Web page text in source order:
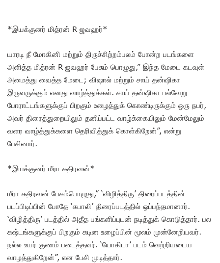
*இயக்குனர் மித்ரன் R ஜவஹர்*
யாரடி நீ மோகினி மற்றும் திருச்சிற்றம்பலம் போன்ற படங்களை
அளித்த மித்ரன் R ஜவஹர் பேசும் பொழுது,” இந்த மேடை கடவுள்
அமைத்து வைத்த மேடை; விஷால் மற்றும் சாய் தன்ஷிகா
இருவருக்கும் எனது வாழ்த்துக்கள். சாய் தன்ஷிகா பல்வேறு
போராட்டங்களுக்குப் பிறகும் உழைத்துக் கொண்டிருக்கும் ஒரு நபர்,
அவர் திரைத்துறையிலும் தனிப்பட்ட வாழ்க்கையிலும் மேன்மேலும்
வளர வாழ்த்துக்களை தெரிவித்துக் கொள்கிறேன்”, என்று
பேசினார்.
*இயக்குனர் மீரா கதிரவன்*
மீரா கதிரவன் பேசும்பொழுது,” ‘விழித்திரு’ திரைப்படத்தின்
படப்பிடிப்பின் போதே ‘கபாலி’ திரைப்படத்தில் ஒப்பந்தமானார்.
‘விழித்திரு’ படத்தில் அதீத பங்களிப்புடன் நடித்துக் கொடுத்தார். பல
கஷ்டங்களுக்குப் பிறகும் கடின உழைப்பின் மூலம் முன்னேறியவர்.
நல்ல உயர் குணம் படைத்தவர். ‘யோகிடா’ படம் வெற்றியடைய
வாழத்துகிறேன்”, என பேசி முடித்தார்.